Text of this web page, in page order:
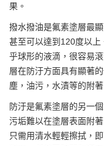
果。
撥水撥油是氟素塗層最
甚至可以達到120度以
乎球形的液滴，很容易
層在防汙方面具有顯著
塵，油污，水漬等的附
防汙是氟素塗層的另一
污垢難以在塗層表面附
只需用清水輕輕擦拭，